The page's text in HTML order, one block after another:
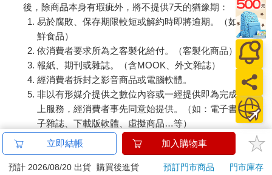
後，除商品本身有瑕疵外，將不提供7天的猶豫期：
易於腐敗、保存期限較短或解約時即將逾期。（如：生
鮮食品）
依消費者要求所為之客製化給付。（客製化商品）
報紙、期刊或雜誌。（含MOOK、外文雜誌）
經消費者拆封之影音商品或電腦軟體。
非以有形媒介提供之數位內容或一經提供即為完成之線
上服務，經消費者事先同意始提供。（如：電子書、電
子雜誌、下載版軟體、虛擬商品…等）
已拆封之個人衛生用品。（如：內衣褲、刮鬍刀、除毛
刀…等）
若非上列種類商品，均享有到貨7天的猶豫期（含例假
立即結帳 加入購物車
預計 2026/08/20 出貨 購買後進貨 預訂門市商品
門市庫存